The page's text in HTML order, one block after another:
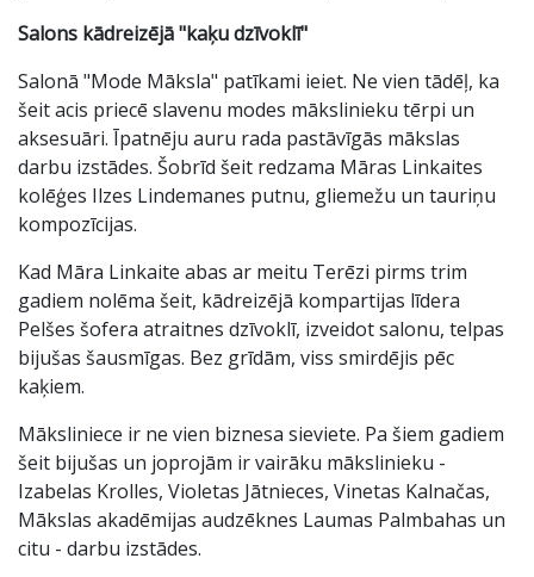
Salons kādreizējā "kaķu dzīvoklī"
Salonā "Mode Māksla" patīkami ieiet. Ne vien tādēļ, ka
šeit acis priecē slavenu modes mākslinieku tērpi un
aksesuāri. Īpatnēju auru rada pastāvīgās mākslas
darbu izstādes. Šobrīd šeit redzama Māras Linkaites
kolēģes Ilzes Lindemanes putnu, gliemežu un tauriņu
kompozīcijas.
Kad Māra Linkaite abas ar meitu Terēzi pirms trim
gadiem nolēma šeit, kādreizējā kompartijas līdera
Pelšes šofera atraitnes dzīvoklī, izveidot salonu, telpas
bijušas šausmīgas. Bez grīdām, viss smirdējis pēc
kaķiem.
Māksliniece ir ne vien biznesa sieviete. Pa šiem gadiem
šeit bijušas un joprojām ir vairāku mākslinieku -
Izabelas Krolles, Violetas Jātnieces, Vinetas Kalnačas,
Mākslas akadēmijas audzēknes Laumas Palmbahas un
citu - darbu izstādes.